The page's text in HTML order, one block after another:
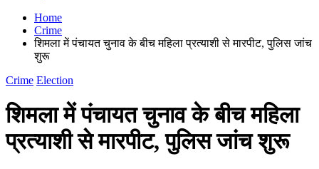
Home
Crime
शिमला में पंचायत चुनाव के बीच महिला प्रत्याशी से मारपीट, पुलिस जांच
शुरू
Crime Election
शिमला में पंचायत चुनाव के बीच महिला
प्रत्याशी से मारपीट, पुलिस जांच शुरू